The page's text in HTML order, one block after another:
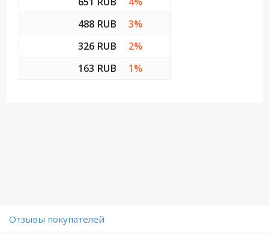
488 RUB
3%
326 RUB
2%
163 RUB
1%
Отзывы покупателей